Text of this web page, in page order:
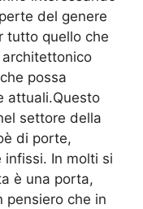
del genere
tutto quello che
possa
attuali.Questo
settore della
di porte,
In molti si
è una porta,
pensiero che in